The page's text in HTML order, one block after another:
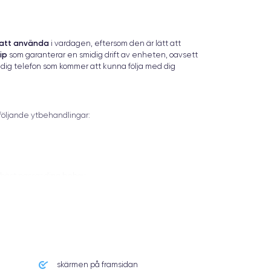
använda i vardagen, eftersom den är lätt att
som garanterar en smidig drift av enheten, oavsett
telefon som kommer att kunna följa med dig
ytbehandlingar:
skärmen på framsidan